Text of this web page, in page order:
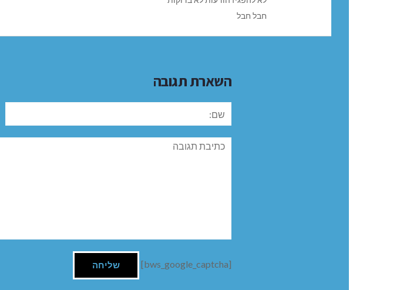
חבל חבל
השארת תגובה
תגובה
[bws_google_captcha]